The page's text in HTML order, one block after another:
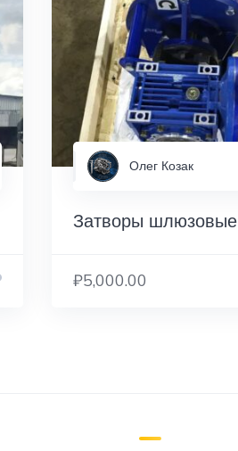
Олег Козак
Затворы шлюзовые
₽5,000.00